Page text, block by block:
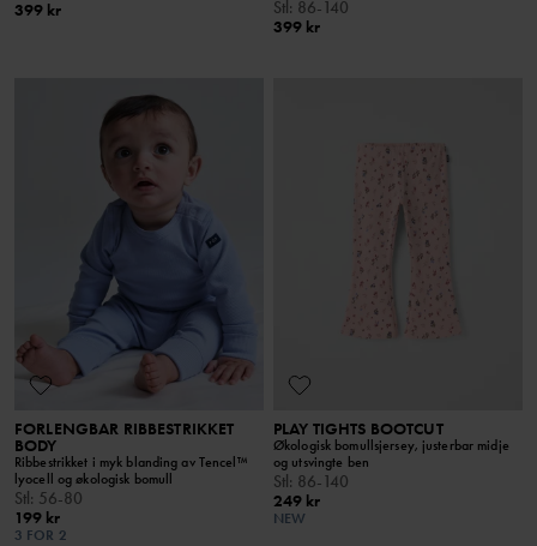
399 kr
Stl : 86-140
399 kr
FORLENGBAR RIBBESTRIKKET
BODY
Ribbestrikket i myk blanding av Tencel™
lyocell og økologisk bomull
Stl: 56-80
199 kr
3 FOR 2
PLAY TIGHTS BOOTCUT
Økologisk bomullsjersey, justerbar midje
og utsvingte ben
Stl: 86-140
249 kr
NEW